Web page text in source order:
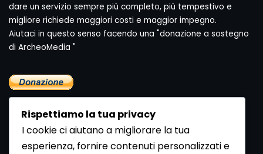
dare un servizio sempre più completo, più tempestivo e
migliore richiede maggiori costi e maggior impegno.
Aiutaci in questo senso facendo una "donazione a sostegno
di ArcheoMedia "
Rispettiamo la tua privacy
I cookie ci aiutano a migliorare la tua
esperienza, fornire contenuti personalizzati e